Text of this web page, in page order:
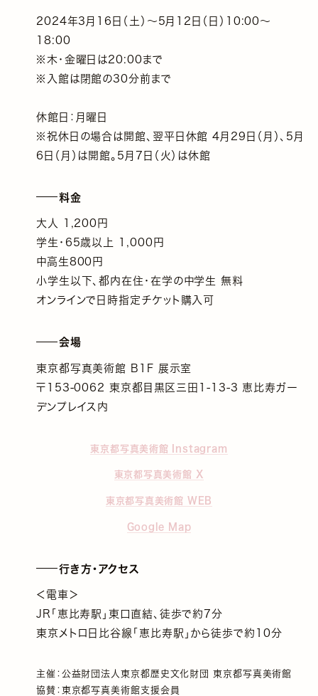
2024年3月16日（土）～5月12日（日）10:00～
18:00
※木・金曜日は20:00まで
※入館は閉館の30分前まで
休館日：月曜日
※祝休日の場合は開館、翌平日休館 4月29日（月）、5月
6日（月）は開館。5月7日（火）は休館
料金
大人 1,200円
学生・65歳以上 1,000円
中高生800円
小学生以下、都内在住・在学の中学生 無料
オンラインで日時指定チケット購入可
会場
東京都写真美術館 B1F 展示室
〒153-0062 東京都目黒区三田1-13-3 恵比寿ガー
デンプレイス内
東京都写真美術館 Instagram
東京都写真美術館 X
東京都写真美術館 WEB
Google Map
行き方・アクセス
＜電車＞
JR「恵比寿駅」東口直結、徒歩で約7分
東京メトロ日比谷線「恵比寿駅」から徒歩で約10分
主催：公益財団法人東京都歴史文化財団 東京都写真美術館
協賛：東京都写真美術館支援会員